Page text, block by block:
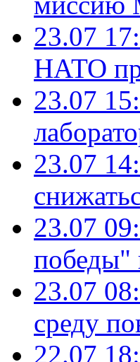
23.07
НАТО
23.07
23.07
23.07
победы"
23.07
среду
22.07